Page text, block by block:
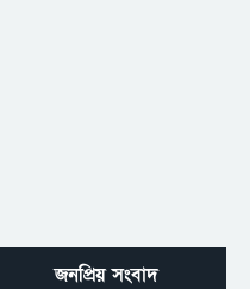
জনপ্রিয় সংবাদ